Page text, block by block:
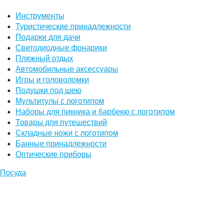
Инструменты
Туристические принадлежности
Подарки для дачи
Светодиодные фонарики
Пляжный отдых
Автомобильные аксессуары
Игры и головоломки
Подушки под шею
Мультитулы с логотипом
Наборы для пикника и барбекю с логотипом
Товары для путешествий
Складные ножи с логотипом
Банные принадлежности
Оптические приборы
Посуда